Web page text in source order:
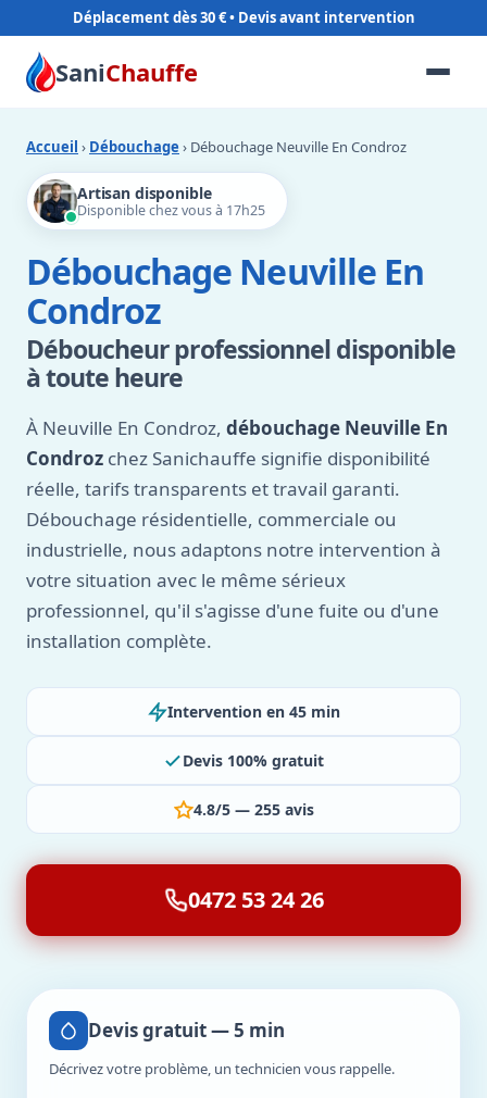
Déplacement dès 30 €
SaniChauffe
Accueil › Débouchage › Débouchage Neuville En Condroz
Artisan disponible
Disponible chez vous à 17h25
Débouchage Neuville En
Condroz
Déboucheur professionnel disponible
à toute heure
À Neuville En Condroz, débouchage Neuville En
Condroz chez Sanichauffe signifie disponibilité
réelle, tarifs transparents et travail garanti.
Débouchage résidentielle, commerciale ou
industrielle, nous adaptons notre intervention à
votre situation avec le même sérieux
professionnel, qu'il s'agisse d'une fuite ou d'une
installation complète.
Intervention en 45 min
Devis 100% gratuit
4.8/5 — 255 avis
0472 53 24 26
Devis gratuit — 5 min
Décrivez votre problème, un technicien vous rappelle.